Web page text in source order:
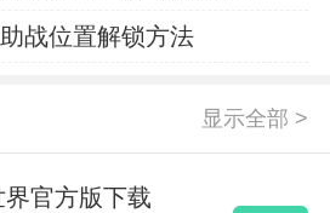
战位置解锁方法
显示全部 >
界官方版下载